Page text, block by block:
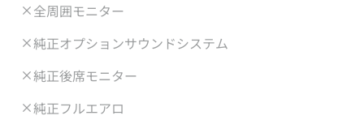
全周囲モニター
純正オプションサウンドシステム
純正後席モニター
純正フルエアロ